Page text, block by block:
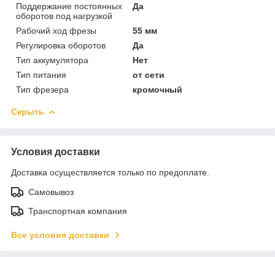
Поддержание постоянных
оборотов под нагрузкой
Да
Рабочий ход фрезы
55 мм
Регулировка оборотов
Да
Тип аккумулятора
Нет
Тип питания
от сети
Тип фрезера
кромочный
Скрыть
Условия доставки
Доставка осуществляется только по предоплате.
Самовывоз
Транспортная компания
Все условия доставки